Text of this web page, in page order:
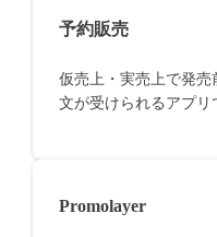
予約販売
仮売上・実売上で発
文が受けられるアプリ
Promolayer